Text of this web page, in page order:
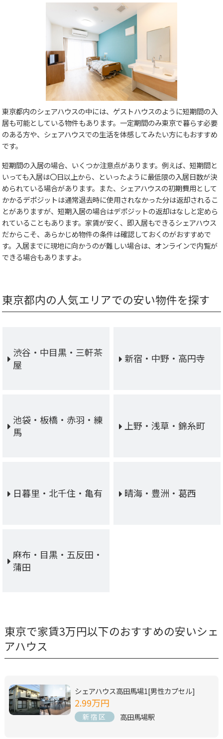
東京都内のシェアハウスの中には、ゲストハウスのように短期間の入
居も可能としている物件もあります。一定期間のみ東京で暮らす必要
のある方や、シェアハウスでの生活を体感してみたい方にもおすすめ
です。
短期間の入居の場合、いくつか注意点があります。例えば、短期間と
いっても入居は〇日以上から、といったように最低限の入居日数が決
められている場合があります。また、シェアハウスの初期費用として
かかるデポジットは通常退去時に使用されなかった分は返却されるこ
とがありますが、短期入居の場合はデポジットの返却はなしと定めら
れていることもあります。家賃が安く、即入居もできるシェアハウス
だからこそ、あらかじめ物件の条件は確認しておくのがおすすめで
す。入居までに現地に向かうのが難しい場合は、オンラインで内覧が
できる場合もありますよ。
東京都内の人気エリアでの安い物件を探す
渋谷・中目黒・三軒茶
屋
新宿・中野・高円寺
池袋・板橋・赤羽・練
馬
上野・浅草・錦糸町
日暮里・北千住・亀有 晴海・豊洲・葛西
麻布・目黒・五反田・
蒲田
東京で家賃3万円以下のおすすめの安いシェ
アハウス
シェアハウス高田馬場1[男性カプセル]
2.99万円
新宿区 高田馬場駅